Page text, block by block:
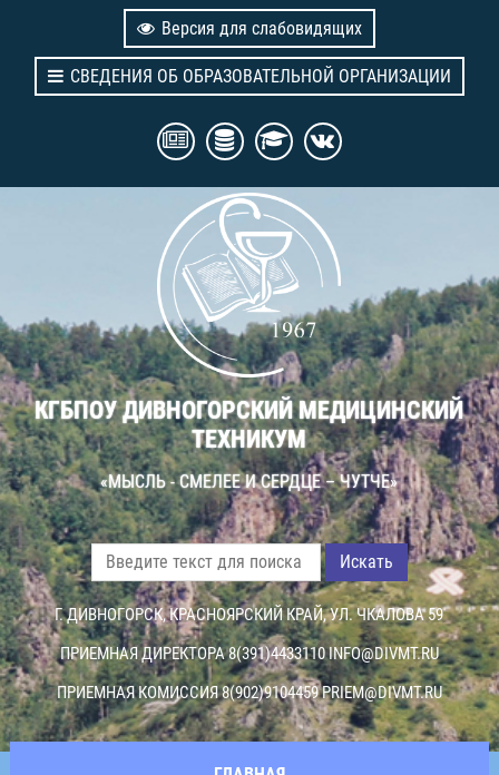
Версия для слабовидящих
СВЕДЕНИЯ ОБ ОБРАЗОВАТЕЛЬНОЙ ОРГАНИЗАЦИИ
КГБПОУ ДИВНОГОРСКИЙ МЕДИЦИНСКИЙ
ТЕХНИКУМ
«МЫСЛЬ - СМЕЛЕЕ И СЕРДЦЕ – ЧУТЧЕ»
Искать
Г. ДИВНОГОРСК, КРАСНОЯРСКИЙ КРАЙ, УЛ. ЧКАЛОВА 59
ПРИЕМНАЯ ДИРЕКТОРА 8(391)4433110INFO@DIVMT.RU
ПРИЕМНАЯ КОМИССИЯ 8(902)9104459PRIEM@DIVMT.RU